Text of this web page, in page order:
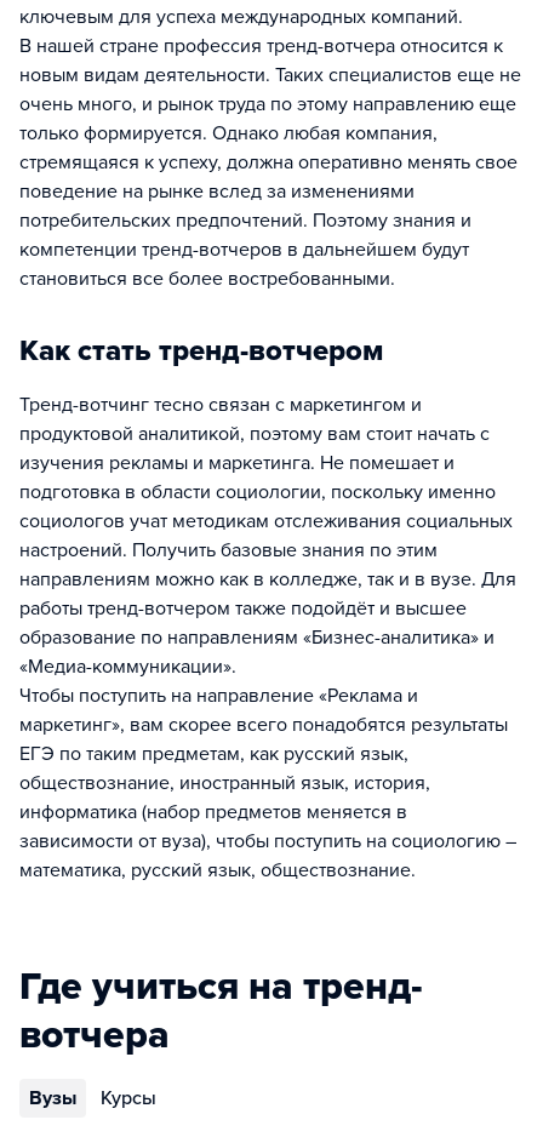
ключевым для успеха международных компаний.
В нашей стране профессия тренд-вотчера относится к
новым видам деятельности. Таких специалистов еще не
очень много, и рынок труда по этому направлению еще
только формируется. Однако любая компания,
стремящаяся к успеху, должна оперативно менять свое
поведение на рынке вслед за изменениями
потребительских предпочтений. Поэтому знания и
компетенции тренд-вотчеров в дальнейшем будут
становиться все более востребованными.
Как стать тренд-вотчером
Тренд-вотчинг тесно связан с маркетингом и
продуктовой аналитикой, поэтому вам стоит начать с
изучения рекламы и маркетинга. Не помешает и
подготовка в области социологии, поскольку именно
социологов учат методикам отслеживания социальных
настроений. Получить базовые знания по этим
направлениям можно как в колледже, так и в вузе. Для
работы тренд-вотчером также подойдёт и высшее
образование по направлениям «Бизнес-аналитика» и
«Медиа-коммуникации».
Чтобы поступить на направление «Реклама и
маркетинг», вам скорее всего понадобятся результаты
ЕГЭ по таким предметам, как русский язык,
обществознание, иностранный язык, история,
информатика (набор предметов меняется в
зависимости от вуза), чтобы поступить на социологию –
математика, русский язык, обществознание.
Где учиться на тренд-
вотчера
Вузы Курсы